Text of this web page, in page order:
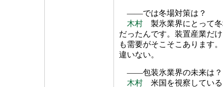
――では冬場対策は？
木村 製氷業界にとって冬
だったんです。装置産業だ
も需要がそこそこあります
違いない。
――包装氷業界の未来は？
木村 米国を視察している